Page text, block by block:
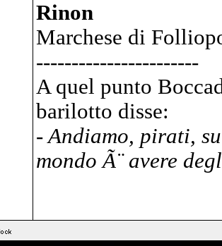
Rinon
Marchese di
-----------------------
A quel punto
barilotto disse:
- Andiamo, pirati,
mondo Ã¨ avere